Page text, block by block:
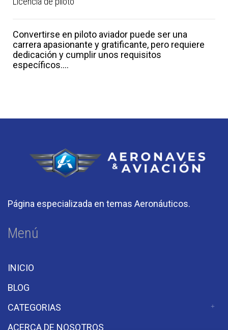
Convertirse en piloto aviador puede ser una
carrera apasionante y gratificante, pero requiere
dedicación y cumplir unos requisitos
específicos....
Página especializada en temas Aeronáuticos.
Menú
INICIO
BLOG
CATEGORIAS
ACERCA DE NOSOTROS